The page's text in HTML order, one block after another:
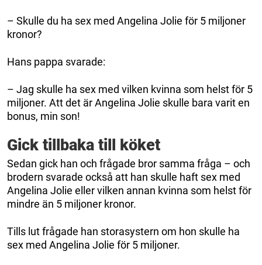
– Skulle du ha sex med Angelina Jolie för 5 miljoner
kronor?
Hans pappa svarade:
– Jag skulle ha sex med vilken kvinna som helst för 5
miljoner. Att det är Angelina Jolie skulle bara varit en
bonus, min son!
Gick tillbaka till köket
Sedan gick han och frågade bror samma fråga – och
brodern svarade också att han skulle haft sex med
Angelina Jolie eller vilken annan kvinna som helst för
mindre än 5 miljoner kronor.
Tills lut frågade han storasystern om hon skulle ha
sex med Angelina Jolie för 5 miljoner.